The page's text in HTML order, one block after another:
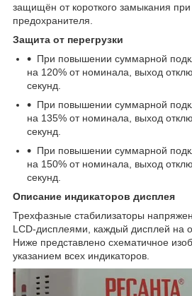
защищён от короткого замыкания
предохранителя.
Защита от перегрузки
При повышении суммарной
на 120% от номинала, выход
секунд.
При повышении суммарной
на 135% от номинала, выход
секунд.
При повышении суммарной
на 150% от номинала, выход
секунд.
Описание индикаторов дисплея
Трехфазные стабилизаторы
LCD-дисплеями, каждый дисплей на
Ниже представлено схематичное
указанием всех индикаторов.